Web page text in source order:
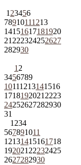
1 23456
78910111213
14151617181920
21 222324252627
282930
1 2
3456789
10111213141516
1718192021 2223
24252627282930
31
1 234
567891011
12131415161718
192021 22232425
2627282930